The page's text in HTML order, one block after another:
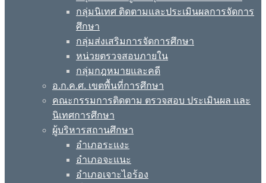
กลุ่มนิเทศ ติดตามและประเมินผลการจัดการ
ศึกษา
กลุ่มส่งเสริมการจัดการศึกษา
หน่วยตรวจสอบภายใน
กลุ่มกฎหมายและคดี
อ.ก.ค.ศ. เขตพื้นที่การศึกษา
คณะกรรมการติดตาม ตรวจสอบ ประเมินผล และ
นิเทศการศึกษา
ผู้บริหารสถานศึกษา
อำเภอระแงะ
อำเภอจะแนะ
อำเภอเจาะไอร้อง